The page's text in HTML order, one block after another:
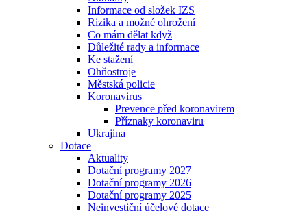
Informace od složek IZS
Rizika a možné ohrožení
Co mám dělat když
Důležité rady a informace
Ke stažení
Ohňostroje
Městská policie
Koronavirus
Prevence před koronavirem
Příznaky koronaviru
Ukrajina
Dotace
Aktuality
Dotační programy 2027
Dotační programy 2026
Dotační programy 2025
Neinvestiční účelové dotace